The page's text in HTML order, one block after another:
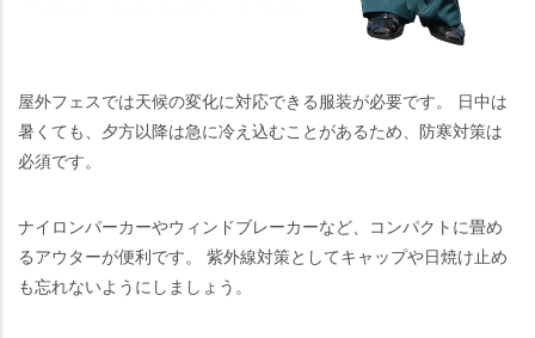
屋外フェスでは天候の変化に対応できる服装が必要です。 日中は
暑くても、夕方以降は急に冷え込むことがあるため、防寒対策は
必須です。
ナイロンパーカーやウィンドブレーカーなど、コンパクトに畳め
るアウターが便利です。 紫外線対策としてキャップや日焼け止め
も忘れないようにしましょう。